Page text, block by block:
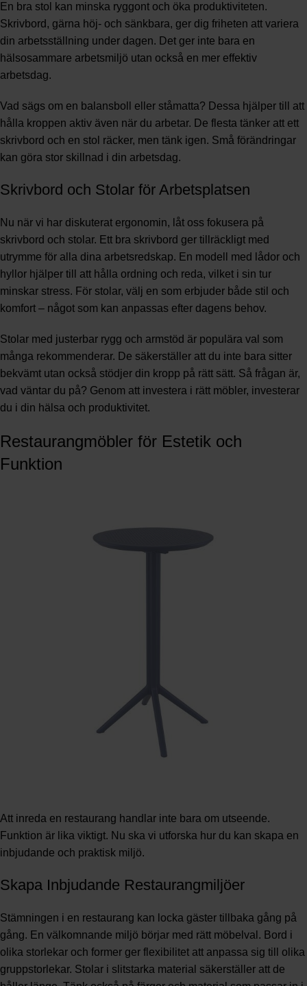
En bra stol kan minska ryggont och öka produktiviteten.
Skrivbord, gärna höj- och sänkbara, ger dig friheten att variera
din arbetsställning under dagen. Det ger inte bara en
hälsosammare arbetsmiljö utan också en mer effektiv
arbetsdag.
Vad sägs om en balansboll eller ståmatta? Dessa hjälper till att
hålla kroppen aktiv även när du arbetar. De flesta tänker att ett
skrivbord och en stol räcker, men tänk igen. Små förändringar
kan göra stor skillnad i din arbetsdag.
Skrivbord och Stolar för Arbetsplatsen
Nu när vi har diskuterat ergonomin, låt oss fokusera på
skrivbord och stolar. Ett bra skrivbord ger tillräckligt med
utrymme för alla dina arbetsredskap. En modell med lådor och
hyllor hjälper till att hålla ordning och reda, vilket i sin tur
minskar stress. För stolar, välj en som erbjuder både stil och
komfort – något som kan anpassas efter dagens behov.
Stolar med justerbar rygg och armstöd är populära val som
många rekommenderar. De säkerställer att du inte bara sitter
bekvämt utan också stödjer din kropp på rätt sätt. Så frågan är,
vad väntar du på? Genom att investera i rätt möbler, investerar
du i din hälsa och produktivitet.
Restaurangmöbler för Estetik och
Funktion
Att inreda en restaurang handlar inte bara om utseende.
Funktion är lika viktigt. Nu ska vi utforska hur du kan skapa en
inbjudande och praktisk miljö.
Skapa Inbjudande Restaurangmiljöer
Stämningen i en restaurang kan locka gäster tillbaka gång på
gång. En välkomnande miljö börjar med rätt möbelval. Bord i
olika storlekar och former ger flexibilitet att anpassa sig till olika
gruppstorlekar. Stolar i slitstarka material säkerställer att de